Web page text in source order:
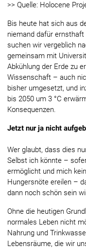
>> Quelle: Holocene
Bis heute hat sich aus
niemand dafür
suchen wir vergeblich
gemeinsam mit
Abkühlung der Erde zu
Wissenschaft – auch
bisher umgesetzt, und
bis 2050 um 3 °C
Konsequenzen.
Jetzt nur ja nicht
Wer glaubt, dass dies
Selbst ich könnte –
ermöglicht und mich
Hungersnöte ereilen –
dann noch schön sein
Ohne die heutigen
normales Leben nicht
Nahrung und
Lebensräume, die wir